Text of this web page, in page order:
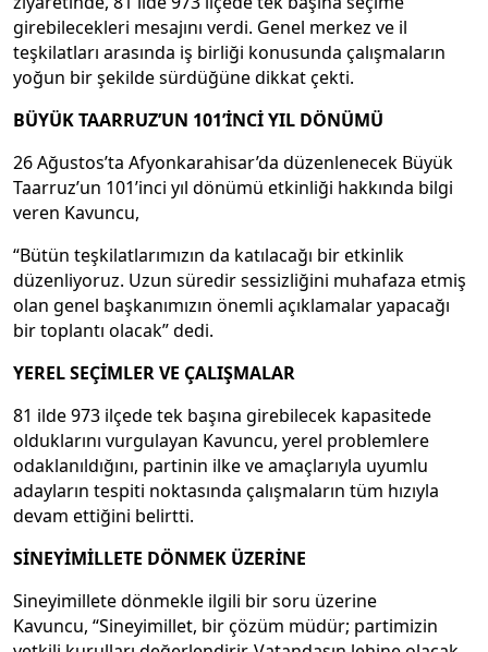
girebilecekleri mesajını verdi. Genel merkez ve il
teşkilatları arasında iş birliği konusunda çalışmaların
yoğun bir şekilde sürdüğüne dikkat çekti.
BÜYÜK TAARRUZ’UN 101’İNCİ YIL DÖNÜMÜ
26 Ağustos’ta Afyonkarahisar’da düzenlenecek Büyük
Taarruz’un 101’inci yıl dönümü etkinliği hakkında bilgi
veren Kavuncu,
“Bütün teşkilatlarımızın da katılacağı bir etkinlik
düzenliyoruz. Uzun süredir sessizliğini muhafaza etmiş
olan genel başkanımızın önemli açıklamalar yapacağı
bir toplantı olacak” dedi.
YEREL SEÇİMLER VE ÇALIŞMALAR
81 ilde 973 ilçede tek başına girebilecek kapasitede
olduklarını vurgulayan Kavuncu, yerel problemlere
odaklanıldığını, partinin ilke ve amaçlarıyla uyumlu
adayların tespiti noktasında çalışmaların tüm hızıyla
devam ettiğini belirtti.
SİNEYİMİLLETE DÖNMEK ÜZERİNE
Sineyimillete dönmekle ilgili bir soru üzerine
Kavuncu, “Sineyimillet, bir çözüm müdür; partimizin